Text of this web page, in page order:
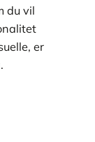
du vil
er